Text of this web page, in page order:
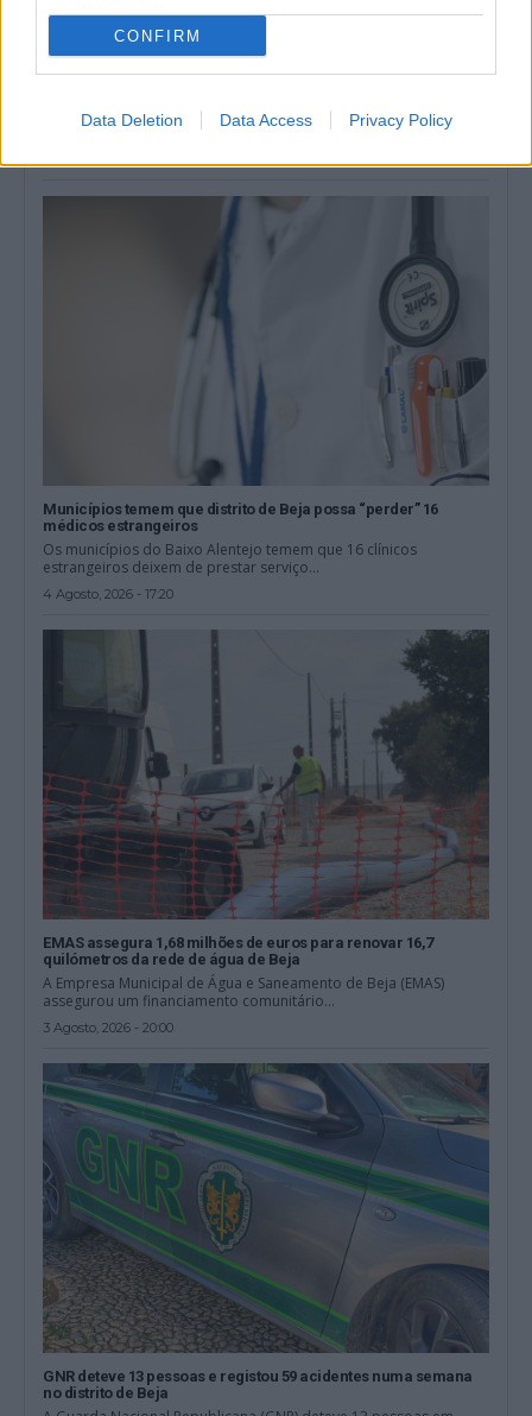
CONFIRM
Data Deletion Data Access Privacy Policy
Politécnicos de Beja e Portalegre já são “universidades
Os institutos politécnicos de Beja e Portalegre passaram, no dia 1
4 Agosto, 2026 - 17:46
Municípios temem que distrito de Beja possa “perder” 16
médicos estrangeiros
Os municípios do Baixo Alentejo temem que 16 clínicos
estrangeiros deixem de prestar serviço...
4 Agosto, 2026 - 17:20
EMAS assegura 1,68 milhões de euros para renovar 16,7
quilómetros da rede de água de Beja
A Empresa Municipal de Água e Saneamento de Beja (EMAS)
assegurou um financiamento comunitário...
3 Agosto, 2026 - 20:00
GNR deteve 13 pessoas e registou 59 acidentes numa semana
no distrito de Beja